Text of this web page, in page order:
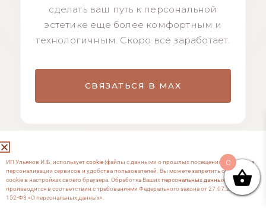
сделать ваш путь к персональной
эстетике еще более комфортным и
технологичным. Скоро всё заработает.
СВЯЗАТЬСЯ В MAX
0
ИП Ульянов И.Б. используетcookie(файлы с данными о прошлых посещениях сайта) для
персонализации сервисов и удобства пользователей. Вы можете запретить сохранение
cookie в настройках своего браузера. Обработка Вашихперсональных данных
производится в соответствии с требованиями Федерального закона от 27.07.2006 №
152-Ф3 «О персональных данных».